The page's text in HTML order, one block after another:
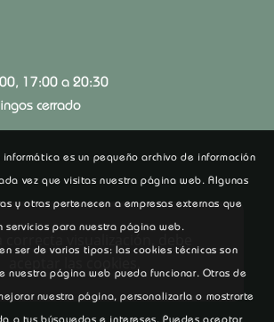
17:00 a 20:30
cerrado
es un pequeño archivo de información
vez que visitas nuestra página web. Algunas
y otras pertenecen a empresas externas que
servicios para nuestra página web.
ser de varios tipos: las cookies técnicas son
nuestra página web pueda funcionar. Otras de
nuestra página, personalizarla o mostrarte